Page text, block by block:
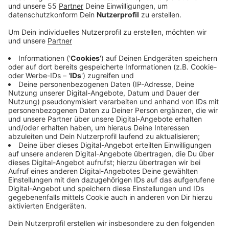
Vakzin von Moderna verimpft werden, heißt es
vom Kreis.
Veröffentlicht:Donnerstag, 06.01.2022 15:37
Anzeige
Das Impfangebot bei den mobilen Impfaktionen richte
sich dementsprechend nur noch an über 30-Jährige,
sagt der Kreis. Nächste Woche wird in Grefrath, Willich,
St. Hubert und Nettetal geimpft. Termine können ab
sofort über das Internet gebucht werden. Im
Impfzentrum Dülken stehen nach wie vor sowohl
Biontech als auch Moderna zur Verfügung. Hier können
sich alle ab 12 Jahren impfen lassen. Kinder und
Jugendliche unter 16 müssen in Begleitung ihrer Eltern
kommen. Auch hier gibt es die Impftermine übers
Netz. Weitere Infos zu den Impfangeboten gibt es